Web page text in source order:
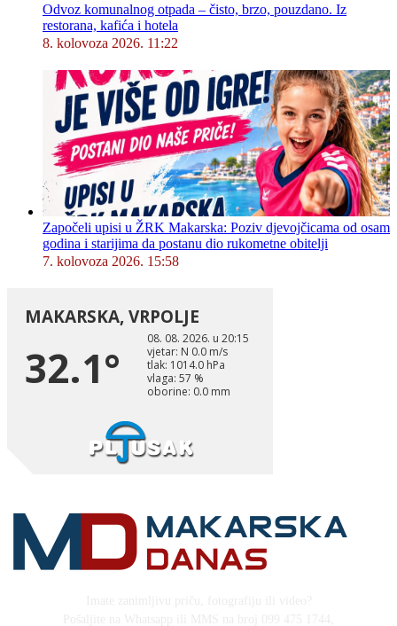
Odvoz komunalnog otpada – čisto, brzo, pouzdano. Iz
restorana, kafića i hotela
8. kolovoza 2026. 11:22
Započeli upisi u ŽRK Makarska: Poziv djevojčicama od osam
godina i starijima da postanu dio rukometne obitelji
7. kolovoza 2026. 15:58